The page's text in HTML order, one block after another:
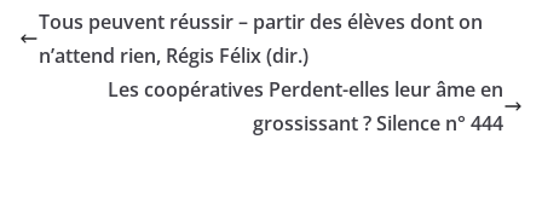
Tous peuvent réussir – partir des élèves dont on
n’attend rien, Régis Félix (dir.)
Les coopératives Perdent-elles leur âme en
grossissant ? Silence n° 444